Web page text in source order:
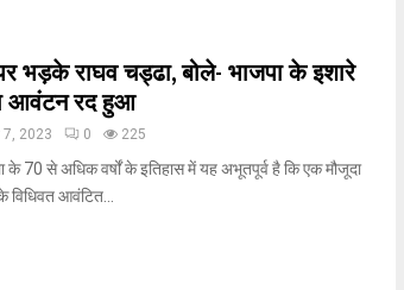
भड़के राघव चड्ढा, बोले- भाजपा के इशारे
आवंटन रद हुआ
7, 2023 0 225
के 70 से अधिक वर्षों के इतिहास में यह अभूतपूर्व है कि एक मौजूदा
आवंटित...